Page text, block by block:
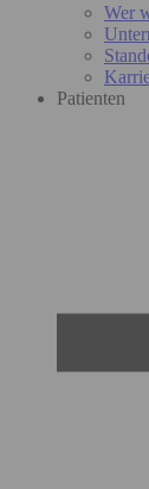
Wer
Patienten